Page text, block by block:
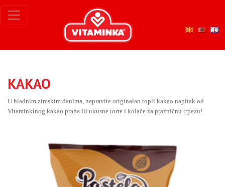
KAKAO
U hladnim zimskim danima, napravite originalan topli kakao napitak od
Vitaminkinog kakao praha ili ukusne torte i kolače za prazničnu trpezu!